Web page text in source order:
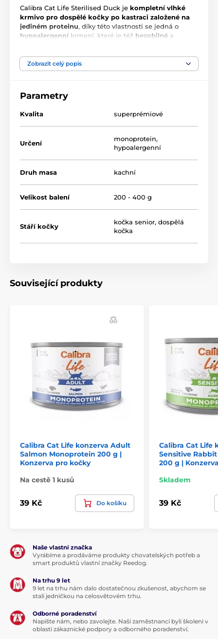
Calibra Cat Life Sterilised Duck je kompletní vlhké
krmivo pro dospělé kočky po kastraci založené na
jediném proteinu, díky této vlastnosti se jedná o
hypoalergenní krmení, které je též bezobilné a
nejvyšší kvality. Produktová řada Life je určena k
podávání po celý život, její vytvoření bylo inspirováno
zohledněny konkrétní nároky na výživu, složení a
celkovou energetickou hodnou.
Přednosti konzervy:
vysoká chutnost a
stravitelnost
obohaceno otaurin, který je důležitý pro funkci
zraku a podporu srdeční činnosti
obsahujelososový olej, jenž je zdrojem omega-3
(EPA, DHA)
recepturabez obilovin, lepku, sóji a kukuřice
neobsahuje barviva a geneticky modifikované
suroviny
Kachna 70 %, hrachová mouka, lososový olej 1 %,
vápenatý.
Zobrazit celý popis
Parametry
Kvalita superprémiové
Určení
monoprotein,
hypoalergenní
Druh masa kachní
Velikost balení 200 - 400 g
Stáří kočky
kočka senior, dospělá
kočka
Související produkty
Calibra Cat Life konzerva Adult
Salmon Monoprotein 200 g |
Konzerva pro kočky
Na cestě 1 kusů
39 Kč Do košíku
Calibra Cat Life
Sensitive
200 g |
Skladem
39 Kč
Naše vlastní značka
Vyrábíme a prodáváme produkty chovatelských potřeb a
smart produktů vlastní značky Reedog.
Na trhu 9 let
9 let na trhu nám dalo dostatečnou zkušenost, abychom se
stali jedničkou na celosvětovém trhu.
Odborné poradenství
Napište nám, nebo zavolejte. Naši zaměstnanci byli školeni v
oblasti zákaznické podpory a odborného poradenství.